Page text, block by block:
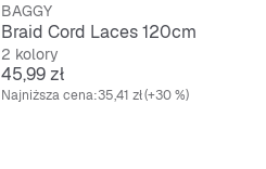
BAGGY
Braid Cord Laces 120cm
2 kolory
Cena
45,99 zł
Najniższa cena:35,41 zł(+30 %)